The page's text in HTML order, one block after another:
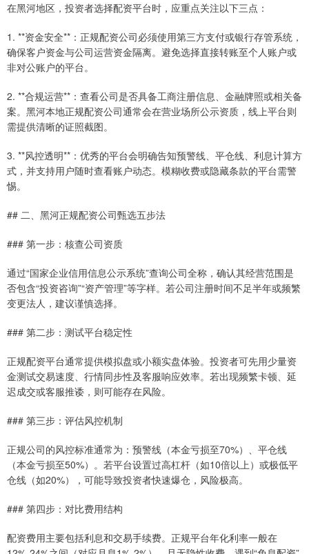
在黑河地区，投资者选择配资平台时，应重点关注以下三点：
1. **资金安全**：正规配资公司必须使用第三方支付或银行存管系统，
确保客户资金与公司运营资金隔离。避免选择直接转账至个人账户或
非对公账户的平台。
2. **合规运营**：查看公司是否具备工商注册信息、金融牌照或相关备
案。黑河本地正规配资公司通常会在营业场所公示资质，线上平台则
需提供清晰的证照截图。
3. **风控透明**：优秀的平台会明确告知预警线、平仓线、利息计算方
式，并支持用户随时查看账户动态。模糊收费或隐藏条款的平台需警
惕。
## 二、黑河正规配资公司甄选五步法
### 第一步：核查公司资质
通过“国家企业信用信息公示系统”查询公司全称，确认其经营范围是
否包含“投资咨询”“资产管理”等字样。若公司注册时间不足半年或频繁
变更法人，建议谨慎选择。
### 第二步：测试平台稳定性
正规配资平台通常提供模拟盘或小额实盘体验。投资者可先用少量资
金测试交易速度、行情同步性及客服响应效率。若出现频繁卡顿、延
迟成交或客服推诿，则可能存在风险。
### 第三步：评估风控机制
正规公司的风控标准通常为：预警线（本金亏损至70%）、平仓线
（本金亏损至50%）。若平台设置过高杠杆（如10倍以上）或极低平
仓线（如20%），可能导致投资者快速爆仓，风险极高。
### 第四步：对比费用结构
配资费用主要包括利息和交易手续费。正规平台年化利率一般在